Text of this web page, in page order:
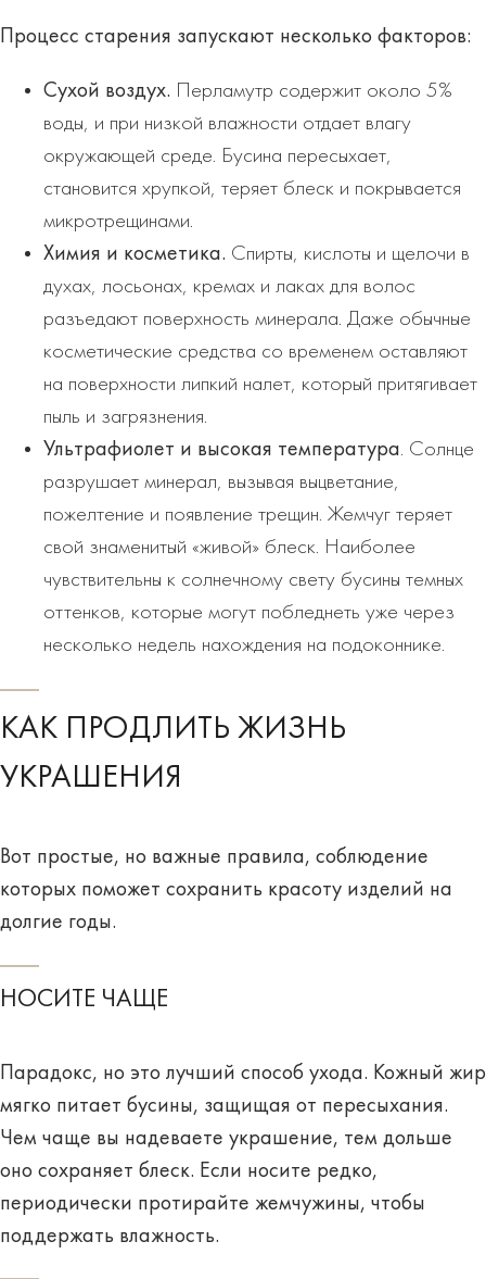
Процесс старения запускают несколько факторов:
Сухой воздух. Перламутр содержит около 5%
воды, и при низкой влажности отдает влагу
окружающей среде. Бусина пересыхает,
становится хрупкой, теряет блеск и покрывается
микротрещинами.
Химия и косметика. Спирты, кислоты и щелочи в
духах, лосьонах, кремах и лаках для волос
разъедают поверхность минерала. Даже обычные
косметические средства со временем оставляют
на поверхности липкий налет, который притягивает
пыль и загрязнения.
Ультрафиолет и высокая температура. Солнце
разрушает минерал, вызывая выцветание,
пожелтение и появление трещин. Жемчуг теряет
свой знаменитый «живой» блеск. Наиболее
чувствительны к солнечному свету бусины темных
оттенков, которые могут побледнеть уже через
несколько недель нахождения на подоконнике.
КАК ПРОДЛИТЬ ЖИЗНЬ
УКРАШЕНИЯ
Вот простые, но важные правила, соблюдение
которых поможет сохранить красоту изделий на
долгие годы.
НОСИТЕ ЧАЩЕ
Парадокс, но это лучший способ ухода. Кожный жир
мягко питает бусины, защищая от пересыхания.
Чем чаще вы надеваете украшение, тем дольше
оно сохраняет блеск. Если носите редко,
периодически протирайте жемчужины, чтобы
поддержать влажность.